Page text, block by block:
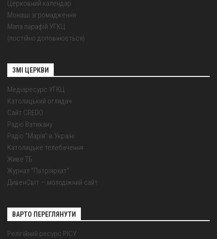
Церковний календар
Монаші згромадження
Мапа парафій УГКЦ
(постійно доповнюється)
ЗМІ ЦЕРКВИ
Медіаресурс УГКЦ
Католицький оглядач
Сайт CREDO
Радіо Ватикану
Радіо "Марія" в Україні
Католицьке телебачення
Живе ТБ
Журнал "Патріярхат"
ДивенСвіт — молодіжний сайт
ВАРТО ПЕРЕГЛЯНУТИ
Релігійний ресурс РІСУ